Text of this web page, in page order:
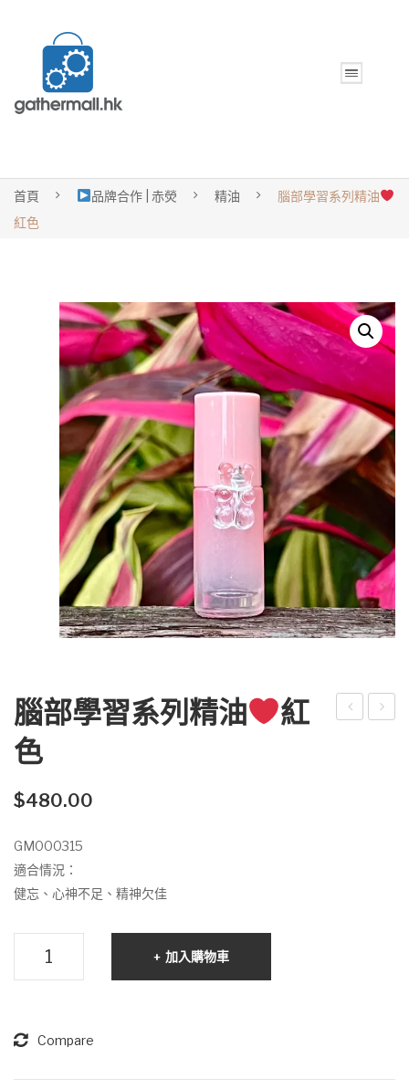
首頁 品牌合作 | 赤熒 精油
腦部學習系列精油
紅色
腦部學習系列精油
紅
色
$480.00
GM000315
適合情況：
健忘、心神不足、精神欠佳
系
加入購物車
Compare